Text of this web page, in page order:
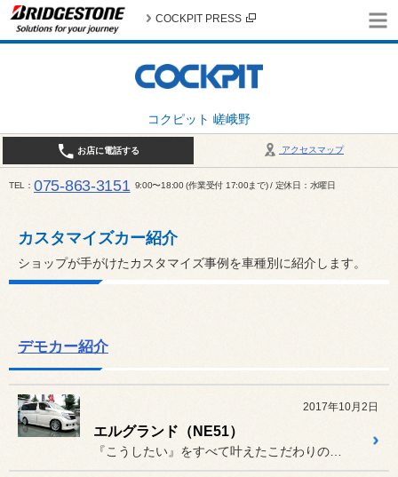
コクピット 嵯峨野
COCKPIT PRESS
アクセスマップ
お店に電話する
TEL 075-863-3151 9:00〜18:00 (作業受付 17:00まで) / 定休日：水曜日
カスタマイズカー紹介
ショップが手がけたカスタマイズ事例を車種別に紹介します。
デモカー紹介
2017年10月2日
エルグランド（NE51）